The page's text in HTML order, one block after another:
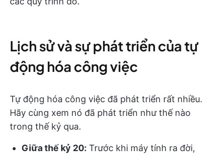
Lịch sử và sự phát triển của tự
động hóa công việc
Tự động hóa công việc đã phát triển rất nhiều.
Hãy cùng xem nó đã phát triển như thế nào
trong thế kỷ qua.
Giữa thế kỷ 20: Trước khi máy tính ra đời,